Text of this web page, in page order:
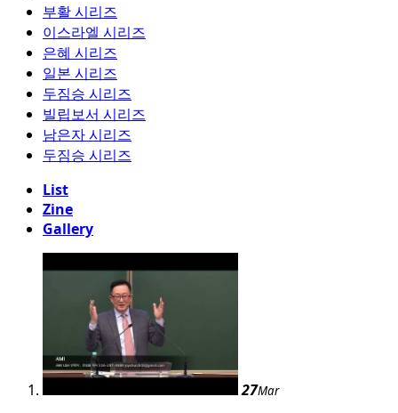
부활 시리즈
이스라엘 시리즈
은혜 시리즈
일본 시리즈
두짐승 시리즈
빌립보서 시리즈
남은자 시리즈
두짐승 시리즈
List
Zine
Gallery
27Mar